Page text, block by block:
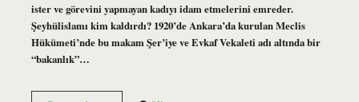
ister ve görevini yapmayan kadıyı idam etmelerini emreder.
Şeyhülislamı kim kaldırdı? 1920’de Ankara’da kurulan Meclis
Hükümeti’nde bu makam Şer’iye ve Evkaf Vekaleti adı altında bir
“bakanlık”…